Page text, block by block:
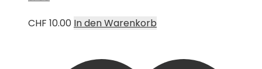
CHF 10.00 In den Warenkorb